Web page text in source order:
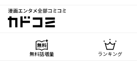
漫画エンタメ全部コミコミ
カドコミ
無料話増量 ランキング